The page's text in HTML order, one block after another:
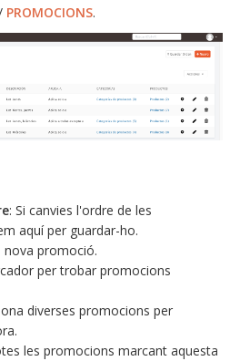
PROMOCIONS.
: Si canvies l'ordre de les
aquí per guardar-ho.
nova promoció.
per trobar promocions
diverses promocions per
les promocions marcant aquesta